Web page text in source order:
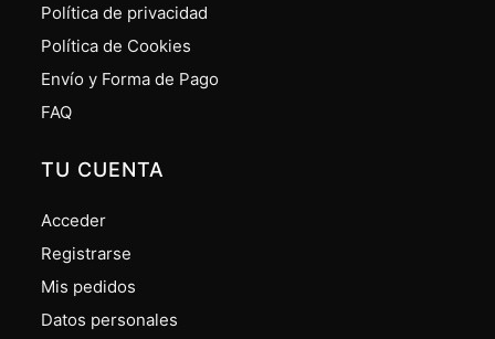
Política de privacidad
Política de Cookies
Envío y Forma de Pago
FAQ
TU CUENTA
Acceder
Registrarse
Mis pedidos
Datos personales